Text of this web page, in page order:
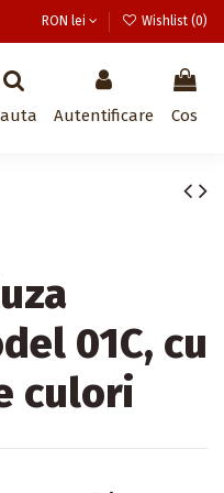
RON lei Wishlist (0)
Autentificare Cos
01C, cu
culori